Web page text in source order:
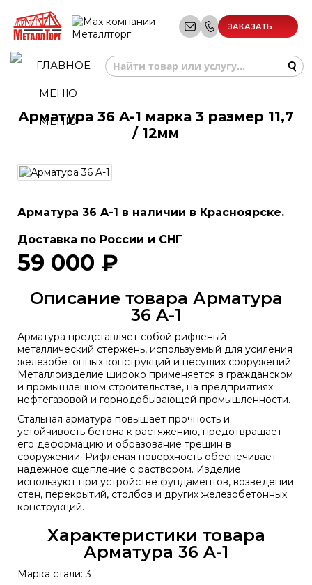
ЗАКАЗАТЬ
МЕНЮ
Арматура 36 A-1 марка 3 размер 11,7
/ 12мм
Арматура 36 A-1 в наличии в Красноярске.
Доставка по России и СНГ
59 000 ₽
Описание товара Арматура
36 A-1
Арматура представляет собой рифленый
металлический стержень, используемый для усиления
железобетонных конструкций и несущих сооружений.
Металлоизделие широко применяется в гражданском
и промышленном строительстве, на предприятиях
нефтегазовой и горнодобывающей промышленности.
Стальная арматура повышает прочность и
устойчивость бетона к растяжению, предотвращает
его деформацию и образование трещин в
сооружении. Рифленая поверхность обеспечивает
надежное сцепление с раствором. Изделие
используют при устройстве фундаментов, возведении
стен, перекрытий, столбов и других железобетонных
конструкций.
Характеристики товара
Арматура 36 A-1
Марка стали: 3